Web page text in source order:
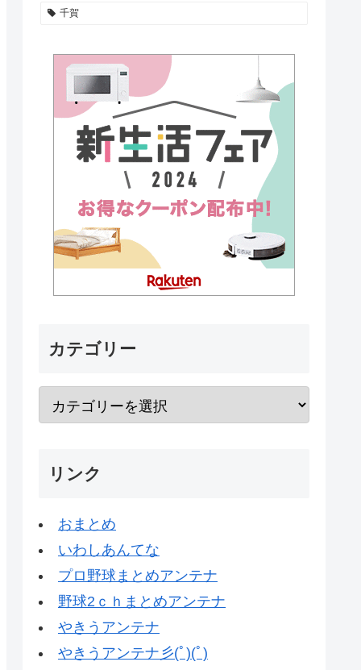
千賀
カテゴリー
リンク
おまとめ
いわしあんてな
プロ野球まとめアンテナ
野球2ｃｈまとめアンテナ
やきうアンテナ
やきうアンテナ彡(ﾟ)(ﾟ)